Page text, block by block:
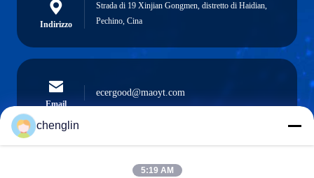
Indirizzo
Strada di 19 Xinjian Gongmen, distretto di Haidian,
Pechino, Cina
Email
ecergood@maoyt.com
0086-731-861329934568
chenglin
5:19 AM